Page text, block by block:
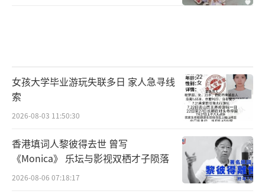
女孩大学毕业游玩失联多日 家人急寻线
索
2026-08-03 11:50:30
香港填词人黎彼得去世 曾写
《Monica》 乐坛与影视双栖才子陨落
2026-08-06 07:18:17